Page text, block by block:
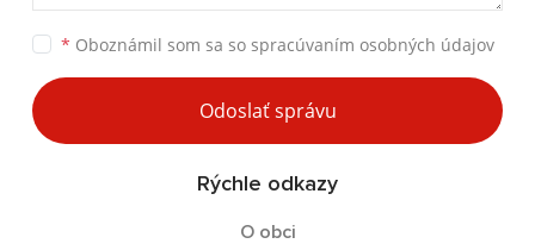
* Oboznámil som sa so spracúvaním osobných údajov
Odoslať správu
Rýchle odkazy
O obci